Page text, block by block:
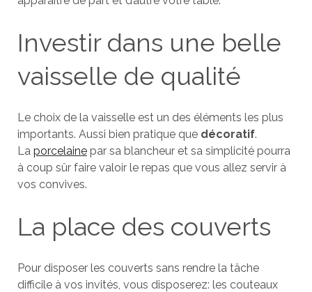
Investir dans une belle
vaisselle de qualité
Le choix de la vaisselle est un des éléments les plus
importants. Aussi bien pratique que décoratif.
La porcelainepar sa blancheur et sa simplicité pourra
à coup sûr faire valoir le repas que vous allez servir à
vos convives.
La place des couverts
Pour disposer les couverts sans rendre la tâche
difficile à vos invités, vous disposerez: les couteaux